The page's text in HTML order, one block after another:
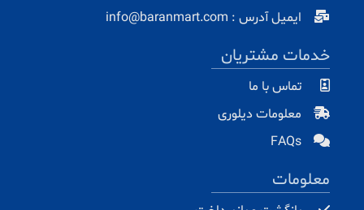
ایمیل آدرس : info@baranmart.com
خدمات مشتریان
تماس با ما
معلومات دیلوری
FAQs
معلومات